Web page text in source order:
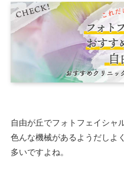
自由が丘でフォトフェイシャ
色んな機械があるようだしよ
多いですよね。